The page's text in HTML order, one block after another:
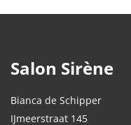
Salon Sirène
Bianca de Schipper
IJmeerstraat 145